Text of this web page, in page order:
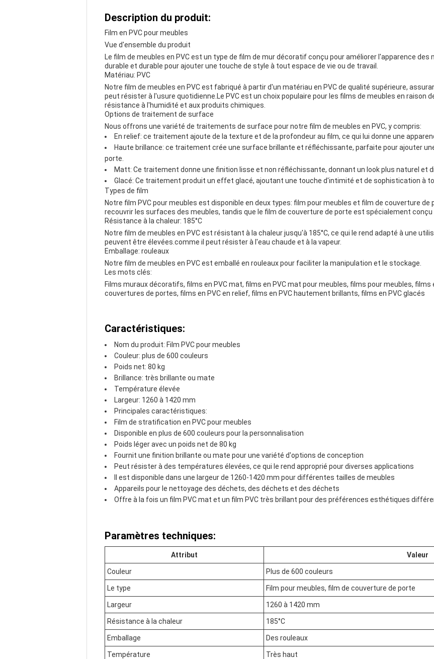
Description du produit:
Film en PVC pour meubles
Vue d'ensemble du produit
Le film de meubles en PVC est un type de film de mur décoratif conçu pour améliorer l'apparence
durable et durable pour ajouter une touche de style à tout espace de vie ou de travail.
Matériau: PVC
Notre film de meubles en PVC est fabriqué à partir d'un matériau en PVC de qualité supérieure,
peut résister à l'usure quotidienne.Le PVC est un choix populaire pour les films de meubles en raison
résistance à l'humidité et aux produits chimiques.
Options de traitement de surface
Nous offrons une variété de traitements de surface pour notre film de meubles en PVC, y compris:
En relief: ce traitement ajoute de la texture et de la profondeur au film, ce qui lui donne une
Haute brillance: ce traitement crée une surface brillante et réfléchissante, parfaite pour ajouter
porte.
Matt: Ce traitement donne une finition lisse et non réfléchissante, donnant un look plus naturel et
Glacé: Ce traitement produit un effet glacé, ajoutant une touche d'intimité et de sophistication à
Types de film
Notre film PVC pour meubles est disponible en deux types: film pour meubles et film de couverture
recouvrir les surfaces des meubles, tandis que le film de couverture de porte est spécialement
Résistance à la chaleur: 185°C
Notre film de meubles en PVC est résistant à la chaleur jusqu'à 185°C, ce qui le rend adapté à une
peuvent être élevées.comme il peut résister à l'eau chaude et à la vapeur.
Emballage: rouleaux
Notre film de meubles en PVC est emballé en rouleaux pour faciliter la manipulation et le stockage.
Les mots clés:
Films muraux décoratifs, films en PVC mat, films en PVC mat pour meubles, films pour meubles, films
couvertures de portes, films en PVC en relief, films en PVC hautement brillants, films en PVC glacés
Caractéristiques:
Nom du produit: Film PVC pour meubles
Couleur: plus de 600 couleurs
Poids net: 80 kg
Brillance: très brillante ou mate
Température élevée
Largeur: 1260 à 1420 mm
Principales caractéristiques:
Film de stratification en PVC pour meubles
Disponible en plus de 600 couleurs pour la personnalisation
Poids léger avec un poids net de 80 kg
Fournit une finition brillante ou mate pour une variété d'options de conception
Peut résister à des températures élevées, ce qui le rend approprié pour diverses applications
Il est disponible dans une largeur de 1260-1420 mm pour différentes tailles de meubles
Appareils pour le nettoyage des déchets, des déchets et des déchets
Offre à la fois un film PVC mat et un film PVC très brillant pour des préférences esthétiques
Paramètres techniques:
Attribut Valeur
Couleur Plus de 600 couleurs
Le type Film pour meubles, film de couverture de porte
Largeur 1260 à 1420 mm
Résistance à la chaleur 185°C
Emballage Des rouleaux
Température Très haut